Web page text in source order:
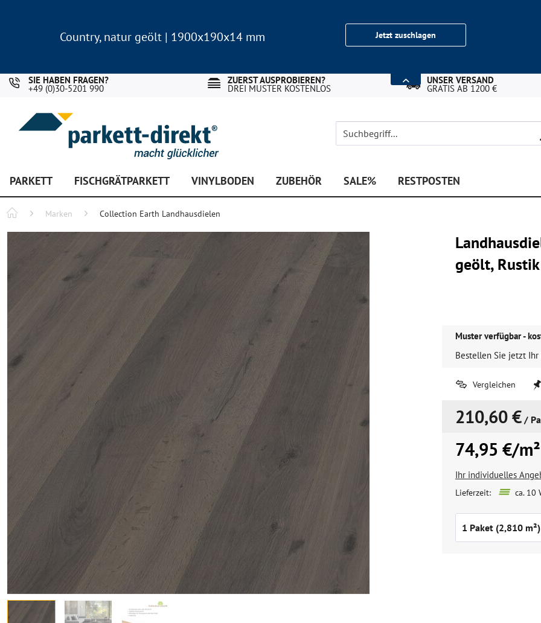
Country, natur geölt | 1900x190x14 mm
Jetzt zuschlagen
SIE HABEN FRAGEN?
+49 (0)30-5201 990
ZUERST AUSPROBIEREN?
DREI MUSTER KOSTENLOS
UNSER VERSAND
GRATIS AB 1200 €
PARKETT FISCHGRÄTPARKETT VINYLBODEN ZUBEHÖR SALE% RESTPOSTEN
Marken Collection Earth Landhausdielen
geölt,
Muster verfügbar -
Bestellen Sie jetzt Ihr
Vergleichen
210,60 € /
74,95 €/
Ihr individuelles
Lieferzeit: ca. 10